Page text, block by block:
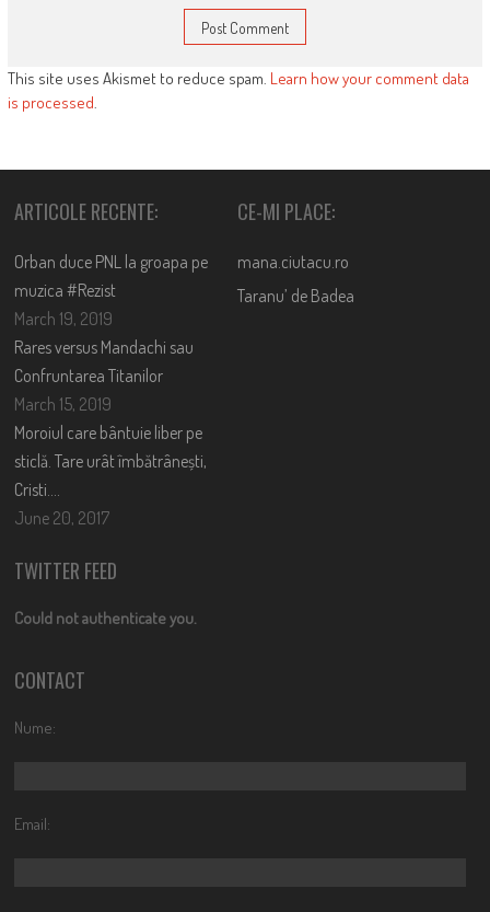
This site uses Akismet to reduce spam. Learn how your comment data
is processed.
ARTICOLE RECENTE:
Orban duce PNL la groapa pe
muzica #Rezist
March 19, 2019
Rares versus Mandachi sau
Confruntarea Titanilor
March 15, 2019
Moroiul care bântuie liber pe
sticlă. Tare urât îmbătrânești,
Cristi….
June 20, 2017
CE-MI PLACE:
mana.ciutacu.ro
Taranu’ de Badea
TWITTER FEED
Could not authenticate you.
CONTACT
Nume:
Email: